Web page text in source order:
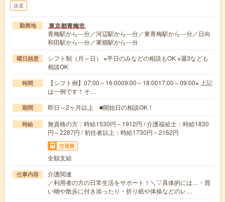
派遣
勤務地 東京都青梅市
青梅駅から---分／河辺駅から---分／東青梅駅から---分／日向
和田駅から---分／軍畑駅から---分
曜日頻度
シフト制（月～日） ※平日のみなどの相談もOK ※週3なども
相談OK
時間
【シフト例】07:00～16:0009:00～18:0017:00～09:00※ 上記
は一例です！そ…
期間 即日～2ヶ月以上 ■開始日の相談OK！
時給
無資格の方：時給1530円～1912円 / 介護福祉士：時給1830
円～2287円 / 初任者以上：時給1730円～2162円
交通費
全額支給
仕事内容
介護関連
／利用者の方の日常生活をサポート！＼▽具体的には…・買
い物や散歩に付き添ったり・折り紙や体操などのレ…